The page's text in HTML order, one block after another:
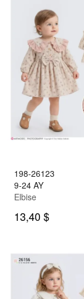
198-26123
9-24 AY
Elbise
13,40 $